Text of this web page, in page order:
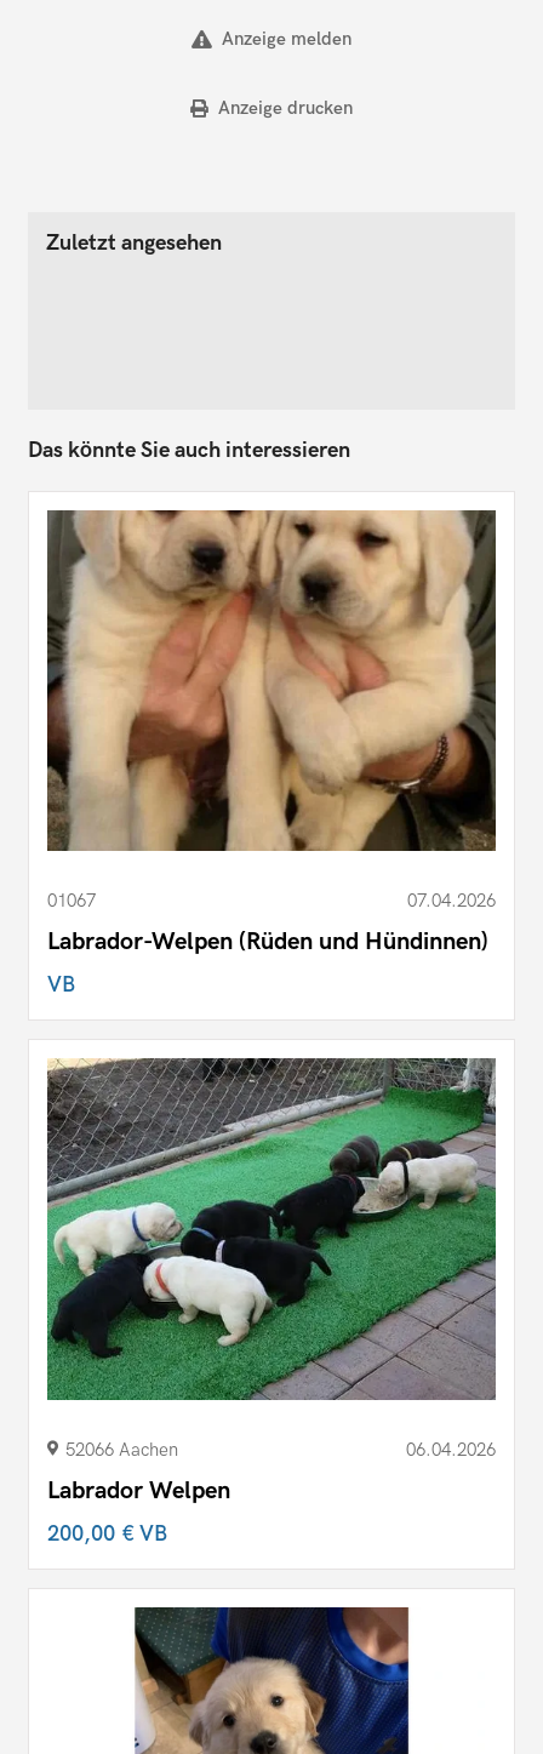
Anzeige melden
Anzeige drucken
Zuletzt angesehen
Das könnte Sie auch interessieren
01067 07.04.2026
Labrador-Welpen (Rüden und Hündinnen)
VB
52066 Aachen 06.04.2026
Labrador Welpen
200,00 €VB